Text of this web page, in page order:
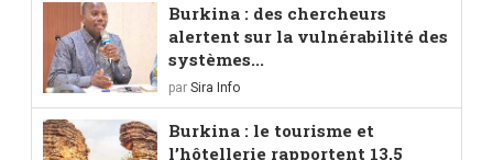
Burkina : des chercheurs
alertent sur la vulnérabilité des
systèmes...
par Sira Info
Burkina : le tourisme et
l’hôtellerie rapportent 13,5